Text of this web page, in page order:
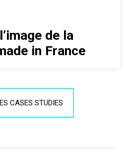
de la
in France
CASES STUDIES